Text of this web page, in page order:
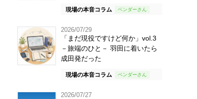
現場の本音コラム
2026/07/29
「まだ現役ですけど何か」vol.3
－旅端のひと－ 羽田に着いたら
成田発だった
現場の本音コラム
2026/07/27